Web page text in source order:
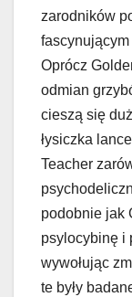
zarodników
Oprócz
odmian
cieszą się
łysiczka
Teacher
podobnie jak
psylocybinę i
wywołując
te były